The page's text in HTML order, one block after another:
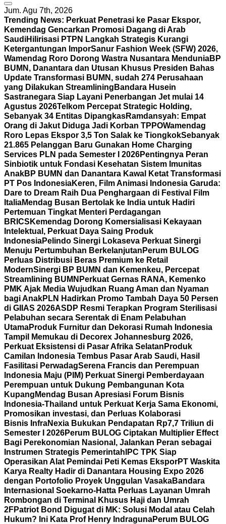
Jum. Agu 7th, 2026
Trending News: Perkuat Penetrasi ke Pasar Ekspor,
Kemendag Gencarkan Promosi Dagang di Arab
SaudiHilirisasi PTPN Langkah Strategis Kurangi
Ketergantungan ImporSanur Fashion Week (SFW) 2026,
Wamendag Roro Dorong Wastra Nusantara MenduniaBP
BUMN, Danantara dan Utusan Khusus Presiden Bahas
Update Transformasi BUMN, sudah 274 Perusahaan
yang Dilakukan Streamlining Bandara Husein
Sastranegara Siap Layani Penerbangan Jet mulai 14
Agustus 2026Telkom Percepat Strategic Holding,
Sebanyak 34 Entitas DipangkasRamdansyah: Empat
Orang di Jakut Diduga Jadi Korban TPPOWamendag
Roro Lepas Ekspor 3,5 Ton Salak ke TiongkokSebanyak
21.865 Pelanggan Baru Gunakan Home Charging
Services PLN pada Semester I 2026Pentingnya Peran
Sinbiotik untuk Fondasi Kesehatan Sistem Imunitas
AnakBP BUMN dan Danantara Kawal Ketat Transformasi
PT Pos IndonesiaKeren, Film Animasi Indonesia Garuda:
Dare to Dream Raih Dua Penghargaan di Festival Film
ItaliaMendag Busan Bertolak ke India untuk Hadiri
Pertemuan Tingkat Menteri Perdagangan
BRICS Kemendag Dorong Komersialisasi Kekayaan
Intelektual, Perkuat Daya Saing Produk
IndonesiaPelindo Sinergi Lokaseva Perkuat Sinergi
Menuju Pertumbuhan Berkelanjutan Perum BULOG
Perluas Distribusi Beras Premium ke Retail
ModernSinergi BP BUMN dan Kemenkeu, Percepat
Streamlining BUMN Perkuat Gernas RANA, Kemenko
PMK Ajak Media Wujudkan Ruang Aman dan Nyaman
bagi AnakPLN Hadirkan Promo Tambah Daya 50 Persen
di GIIAS 2026ASDP Resmi Terapkan Program Sterilisasi
Pelabuhan secara Serentak di Enam Pelabuhan
UtamaProduk Furnitur dan Dekorasi Rumah Indonesia
Tampil Memukau di Decorex Johannesburg 2026,
Perkuat Eksistensi di Pasar Afrika Selatan Produk
Camilan Indonesia Tembus Pasar Arab Saudi, Hasil
Fasilitasi PerwadagSerena Francis dan Perempuan
Indonesia Maju (PIM) Perkuat Sinergi Pemberdayaan
Perempuan untuk Dukung Pembangunan Kota
Kupang Mendag Busan Apresiasi Forum Bisnis
Indonesia-Thailand untuk Perkuat Kerja Sama Ekonomi,
Promosikan investasi, dan Perluas Kolaborasi
Bisnis InfraNexia Bukukan Pendapatan Rp7,7 Triliun di
Semester I 2026Perum BULOG Ciptakan Multiplier Effect
Bagi Perekonomian Nasional, Jalankan Peran sebagai
Instrumen Strategis Pemerintah IPC TPK Siap
Operasikan Alat Pemindai Peti Kemas EksporPT Waskita
Karya Realty Hadir di Danantara Housing Expo 2026
dengan Portofolio Proyek Unggulan VasakaBandara
Internasional Soekarno-Hatta Perluas Layanan Umrah
Rombongan di Terminal Khusus Haji dan Umrah
2FPatriot Bond Digugat di MK: Solusi Modal atau Celah
Hukum? Ini Kata Prof Henry IndragunaPerum BULOG